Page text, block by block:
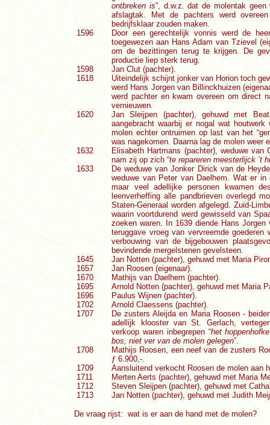
ontbreken is”, d.w.z. dat de molentak
afslagtak. Met de pachters werd
bedrijfsklaar zouden maken.
1596
Door een gerechtelijk vonnis werd de
toegewezen aan Hans Adam van Tzievel
om de bezittingen terug te krijgen. De
productie liep sterk terug.
1598
Jan Clut (pachter).
1618
Uiteindelijk schijnt jonker van Horion toch
werd Hans Jorgen van Billinckhuizen
werd pachter en kwam overeen om direct
vernieuwen.
1620
Jan Sleijpen (pachter), gehuwd met
aangebracht waarbij er nogal wat
molen echter ontruimen op last van het
was nagekomen. Daarna lag de molen
1632
Elisabeth Hartmans (pachter), weduwe
nam zij op zich “te repareren meesterlijck ’t
1633
De weduwe van Jonker Dirick van de
weduwe van Peter van Daelhem. Wat er
maar veel adellijke personen kwamen
leenverheffing alle pandbrieven overlegd
Staten-Generaal worden afgelegd. Zuid-
waarin voortdurend werd gewisseld van
zoeken waren. In 1639 diende Hans
teruggave vroeg van vervreemde
verbouwing van de bijgebouwen
bevindende mergelstenen gevelsteen.
1645
Jan Notten (pachter), gehuwd met Maria
1657
Jan Roosen (eigenaar).
1670
Mathijs van Daelhem (pachter).
1695
Arnold Notten (pachter), gehuwd met Maria
1696
Paulus Wijnen (pachter).
1702
Arnold Claessens (pachter).
1707
De zusters Aleijda en Maria Roosen -
adellijk klooster van St. Gerlach,
verkoop waren inbegrepen “het
bos, niet ver van de molen gelegen”.
1708
Mathijs Roosen, een neef van de zusters
ƒ 6.900,-.
1709
Aansluitend verkocht Roosen de molen aan
1711
Merten Aerts (pachter), gehuwd met Maria
1712
Steven Sleijpen (pachter), gehuwd met
1713
Jan Notten (pachter), gehuwd met Judith
De vraag rijst: wat is er aan de hand met de molen?